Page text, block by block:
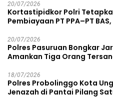
20/07/2026
Kortastipidkor Polri
Pembiayaan PT PPA–PT
20/07/2026
Polres Pasuruan Bongkar
Amankan Tiga Orang
18/07/2026
Polres Probolinggo Kota
Jenazah di Pantai Pilang